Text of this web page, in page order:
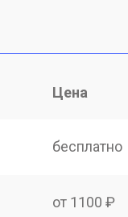
Цена
бесплатно
от 1100 ₽